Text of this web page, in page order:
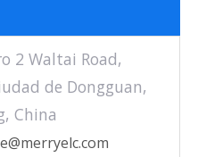
2 Waltai Road,
de Dongguan,
China